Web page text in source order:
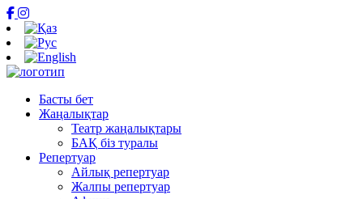
Басты бет
Жаңалықтар
Театр жаңалықтары
БАҚ біз туралы
Репертуар
Айлық репертуар
Жалпы репертуар